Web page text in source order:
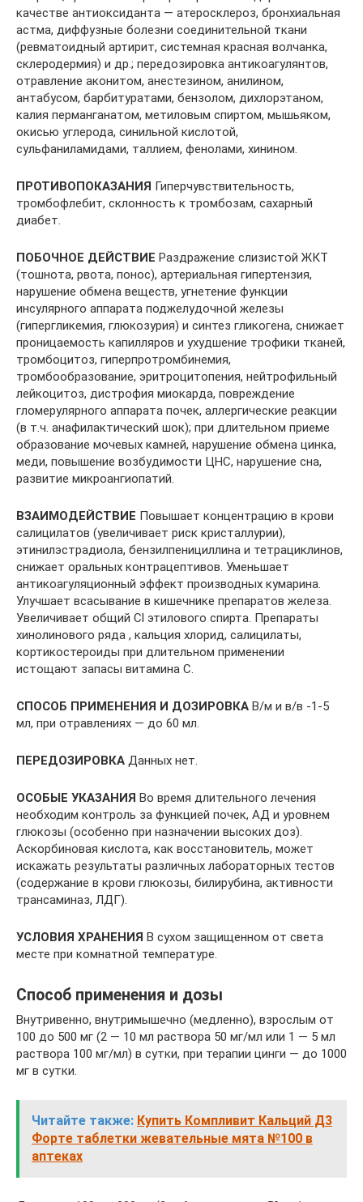
качестве антиоксиданта — атеросклероз, бронхиальная
астма, диффузные болезни соединительной ткани
(ревматоидный артирит, системная красная волчанка,
склеродермия) и др.; передозировка антикоагулянтов,
отравление аконитом, анестезином, анилином,
антабусом, барбитуратами, бензолом, дихлорэтаном,
калия перманганатом, метиловым спиртом, мышьяком,
окисью углерода, синильной кислотой,
сульфаниламидами, таллием, фенолами, хинином.
ПРОТИВОПОКАЗАНИЯ Гиперчувствительность,
тромбофлебит, склонность к тромбозам, сахарный
диабет.
ПОБОЧНОЕ ДЕЙСТВИЕ Раздражение слизистой ЖКТ
(тошнота, рвота, понос), артериальная гипертензия,
нарушение обмена веществ, угнетение функции
инсулярного аппарата поджелудочной железы
(гипергликемия, глюкозурия) и синтез гликогена, снижает
проницаемость капилляров и ухудшение трофики тканей,
тромбоцитоз, гиперпротромбинемия,
тромбообразование, эритроцитопения, нейтрофильный
лейкоцитоз, дистрофия миокарда, повреждение
гломерулярного аппарата почек, аллергические реакции
(в т.ч. анафилактический шок); при длительном приеме
образование мочевых камней, нарушение обмена цинка,
меди, повышение возбудимости ЦНС, нарушение сна,
развитие микроангиопатий.
ВЗАИМОДЕЙСТВИЕ Повышает концентрацию в крови
салицилатов (увеличивает риск кристаллурии),
этинилэстрадиола, бензилпенициллина и тетрациклинов,
снижает оральных контрацептивов. Уменьшает
антикоагуляционный эффект производных кумарина.
Улучшает всасывание в кишечнике препаратов железа.
Увеличивает общий Cl этилового спирта. Препараты
хинолинового ряда , кальция хлорид, салицилаты,
кортикостероиды при длительном применении
истощают запасы витамина С.
СПОСОБ ПРИМЕНЕНИЯ И ДОЗИРОВКА В/м и в/в -1-5
мл, при отравлениях — до 60 мл.
ПЕРЕДОЗИРОВКА Данных нет.
ОСОБЫЕ УКАЗАНИЯ Во время длительного лечения
необходим контроль за функцией почек, АД и уровнем
глюкозы (особенно при назначении высоких доз).
Аскорбиновая кислота, как восстановитель, может
искажать результаты различных лабораторных тестов
(содержание в крови глюкозы, билирубина, активности
трансаминаз, ЛДГ).
УСЛОВИЯ ХРАНЕНИЯ В сухом защищенном от света
месте при комнатной температуре.
Способ применения и дозы
Внутривенно, внутримышечно (медленно), взрослым от
100 до 500 мг (2 — 10 мл раствора 50 мг/мл или 1 — 5 мл
раствора 100 мг/мл) в сутки, при терапии цинги — до 1000
мг в сутки.
Читайте также: Купить Компливит Кальций Д3
Форте таблетки жевательные мята №100 в
аптеках